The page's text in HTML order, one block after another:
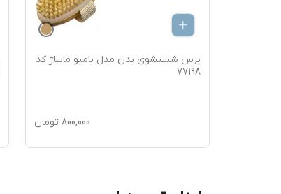
برس شستشوی بدن مدل بامبو ماساژ کد
77198
800,000 تومان